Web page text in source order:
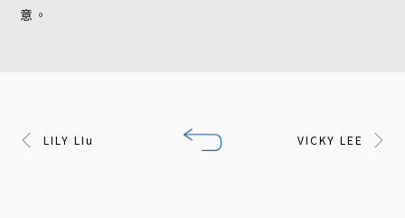
意。
LILY LIu VICKY LEE